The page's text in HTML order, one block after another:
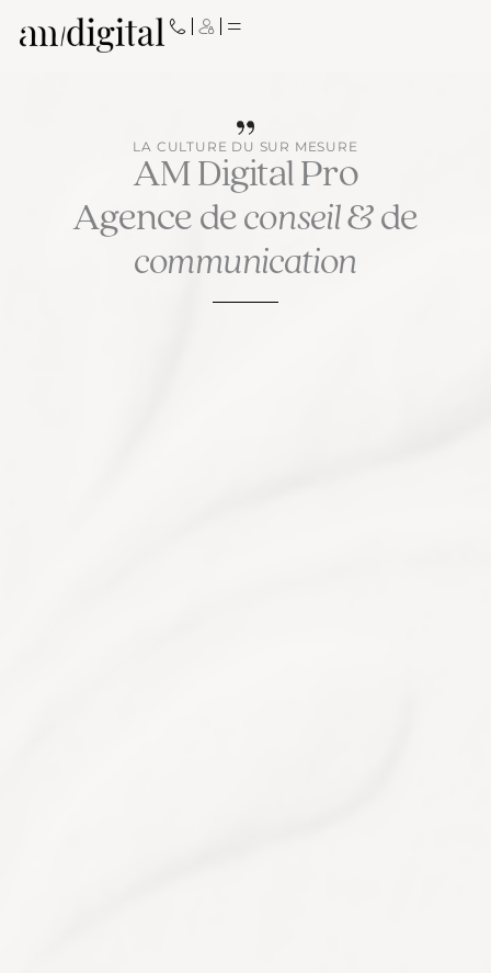
LA CULTURE DU SUR MESURE
AM Digital Pro
Agence deconseil& de
communication